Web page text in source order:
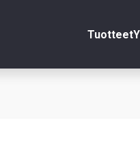
Tuotteet